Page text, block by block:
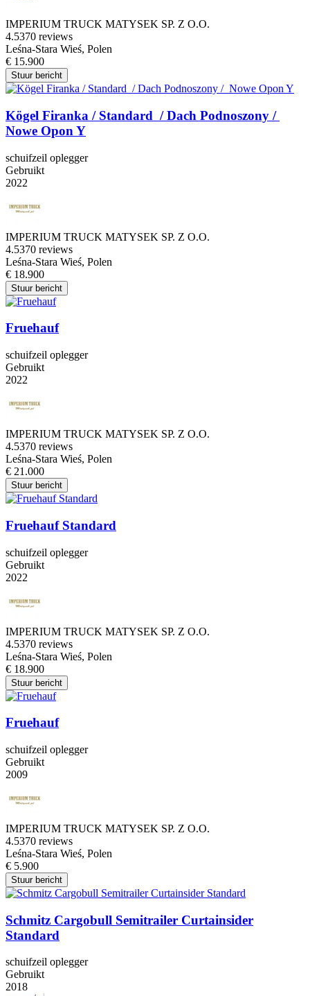
IMPERIUM TRUCK MATYSEK SP. Z O.O.
4.5370 reviews
Leśna-Stara Wieś, Polen
€ 15.900
Stuur bericht
Kögel Firanka / Standard / Dach Podnoszony /
Nowe Opon Y
schuifzeil oplegger
Gebruikt
2022
IMPERIUM TRUCK MATYSEK SP. Z O.O.
4.5370 reviews
Leśna-Stara Wieś, Polen
€ 18.900
Stuur bericht
Fruehauf
schuifzeil oplegger
Gebruikt
2022
IMPERIUM TRUCK MATYSEK SP. Z O.O.
4.5370 reviews
Leśna-Stara Wieś, Polen
€ 21.000
Stuur bericht
Fruehauf Standard
schuifzeil oplegger
Gebruikt
2022
IMPERIUM TRUCK MATYSEK SP. Z O.O.
4.5370 reviews
Leśna-Stara Wieś, Polen
€ 18.900
Stuur bericht
Fruehauf
schuifzeil oplegger
Gebruikt
2009
IMPERIUM TRUCK MATYSEK SP. Z O.O.
4.5370 reviews
Leśna-Stara Wieś, Polen
€ 5.900
Stuur bericht
Schmitz Cargobull Semitrailer Curtainsider
Standard
schuifzeil oplegger
Gebruikt
2018